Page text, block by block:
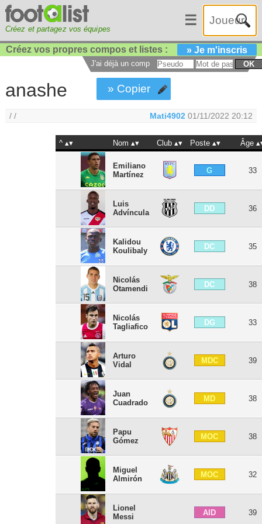
Créez et partagez vos équipes
☰
Créez vos propres compos et listes : » Je m'inscris
J'ai déjà un compte : OK
anashe » Copier
/ / Mati4902 01/11/2022 20:12
^ Nom Club Poste Âge
Emiliano
Martínez
G 33
Luis
Advíncula
DD 36
Kalidou
Koulibaly
DC 35
Nicolás
Otamendi
DC 38
Nicolás
Tagliafico
DG 33
Arturo
Vidal
MDC 39
Juan
Cuadrado
MD 38
Papu
Gómez
MOC 38
Miguel
Almirón
MOC 32
Lionel
Messi
AID 39